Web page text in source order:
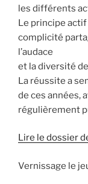
les différents
Le principe actif
complicité
l’audace
et la diversité
La réussite a
de ces années,
régulièrement
Lire le dossier
Vernissage le